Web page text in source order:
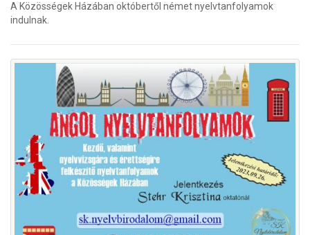
A Közösségek Házában októbertől német nyelvtanfolyamok
indulnak.